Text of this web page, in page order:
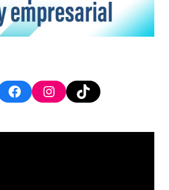
FacebookInstagram
TikTok